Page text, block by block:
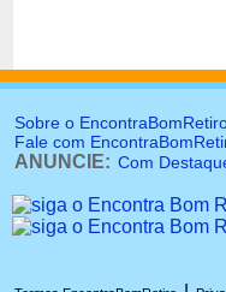
Sobre o
Fale com
ANUNCIE: Com